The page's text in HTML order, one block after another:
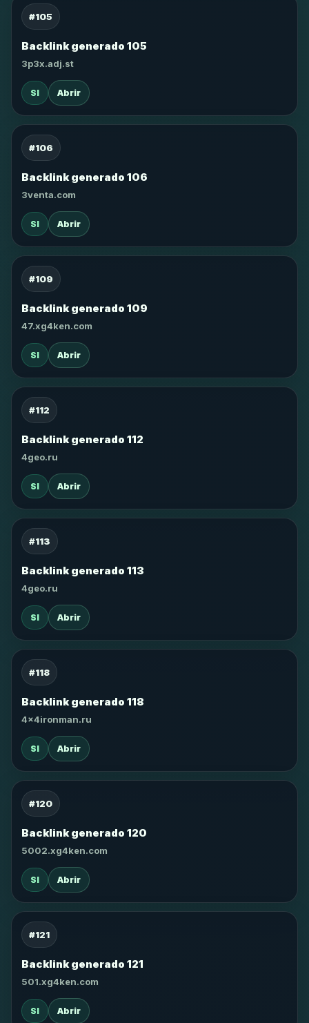
#105
Backlink generado 105
3p3x.adj.st
SI Abrir
#106
Backlink generado 106
3venta.com
SI Abrir
#109
Backlink generado 109
47.xg4ken.com
SI Abrir
#112
Backlink generado 112
4geo.ru
SI Abrir
#113
Backlink generado 113
4geo.ru
SI Abrir
#118
Backlink generado 118
4x4ironman.ru
SI Abrir
#120
Backlink generado 120
5002.xg4ken.com
SI Abrir
#121
Backlink generado 121
501.xg4ken.com
SI Abrir